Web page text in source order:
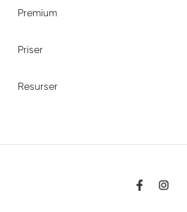
Premium
Priser
Resurser